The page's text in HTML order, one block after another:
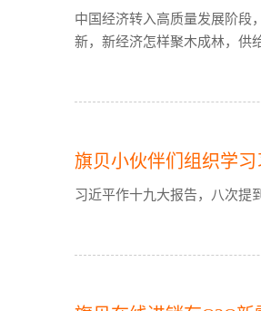
中国经济转入高质量发展阶段
新，新经济怎样聚木成林，供
旗贝小伙伴们组织学
习近平作十九大报告，八次提